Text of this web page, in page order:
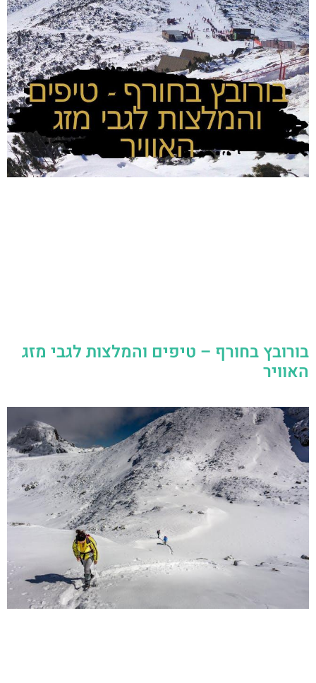
בורובץ בחורף – טיפים והמלצות לגבי מזג
האוויר